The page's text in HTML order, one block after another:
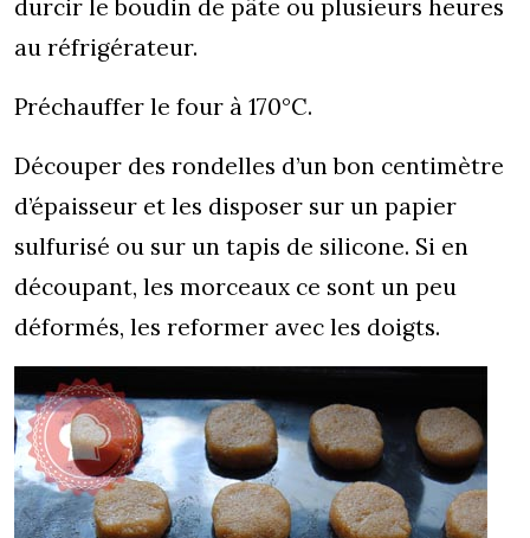
durcir le boudin de pâte ou plusieurs heures
au réfrigérateur.
Préchauffer le four à 170°C.
Découper des rondelles d’un bon centimètre
d’épaisseur et les disposer sur un papier
sulfurisé ou sur un tapis de silicone. Si en
découpant, les morceaux ce sont un peu
déformés, les reformer avec les doigts.